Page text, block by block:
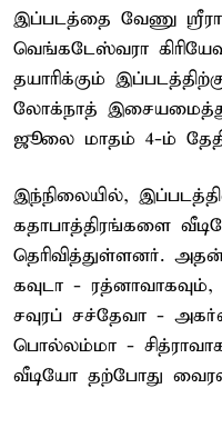
இப்படத்தை வேணு
வெங்கடேஸ்வரா
தயாரிக்கும்
லோக்நாத் இசையமைத்து
ஜூலை மாதம் 4-ம்
இந்நிலையில்,
கதாபாத்திரங்களை
தெரிவித்துள்ளனர்.
கவுடா - ரத்னாவாகவும்,
சவுரப் சச்தேவா -
பொல்லம்மா -
வீடியோ தற்போது